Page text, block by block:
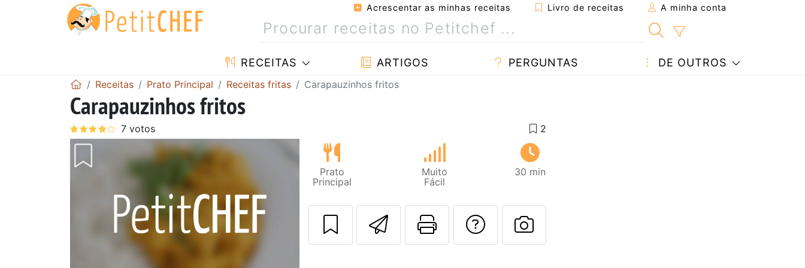
Acrescentar as minhas receitas Livro de receitas A minha conta
RECEITAS ARTIGOS PERGUNTAS DE OUTROS
Receitas Prato Principal Receitas fritas Carapauzinhos fritos
Carapauzinhos fritos
Prato
Principal
Muito
Fácil
30 min
Enviar esta receita a um amigo
Imprima esta página
Falar com o autor da receita
Fez esta receita? Compartilhe